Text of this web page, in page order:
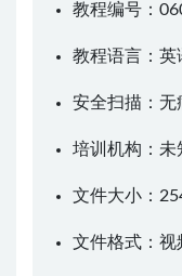
教程编号：
教程语言：英
安全扫描：无
培训机构：未
文件大小：
文件格式：